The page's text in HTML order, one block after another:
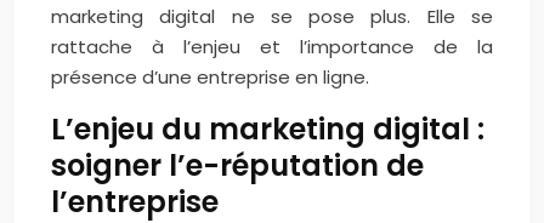
marketing digital ne se pose plus. Elle se
rattache à l’enjeu et l’importance de la
présence d’une entreprise en ligne.
L’enjeu du marketing digital :
soigner l’e-réputation de
l’entreprise